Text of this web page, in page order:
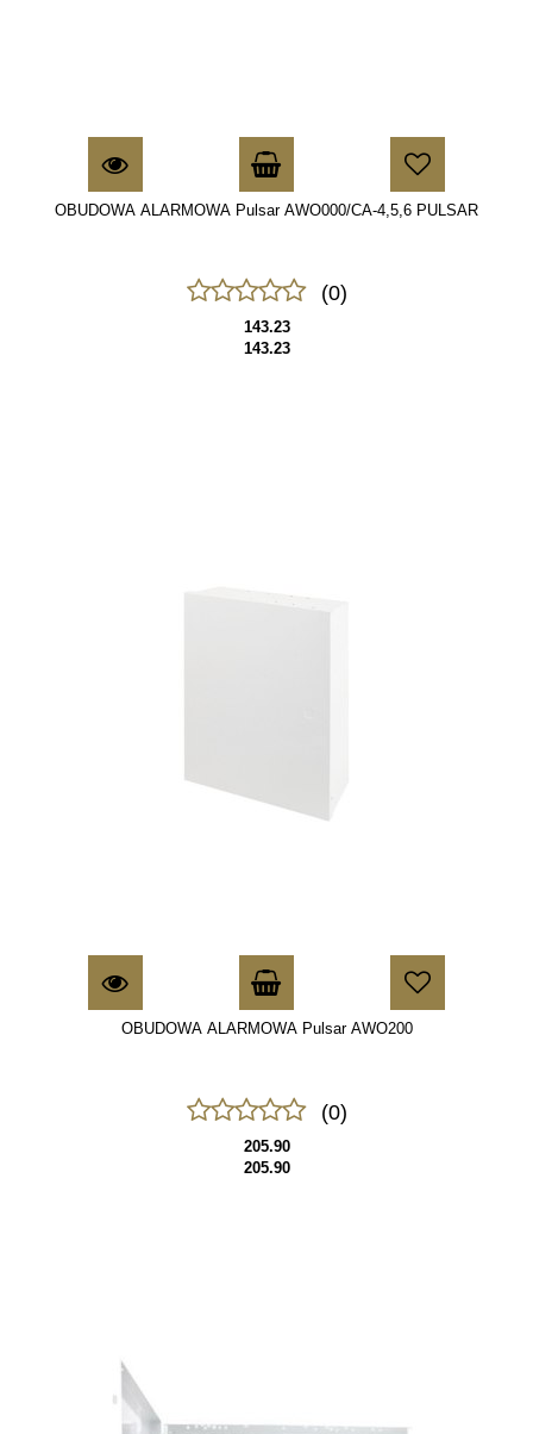
OBUDOWA ALARMOWA Pulsar AWO000/CA-4,5,6 PULSAR
(0)
143.23
143.23
OBUDOWA ALARMOWA Pulsar AWO200
(0)
205.90
205.90